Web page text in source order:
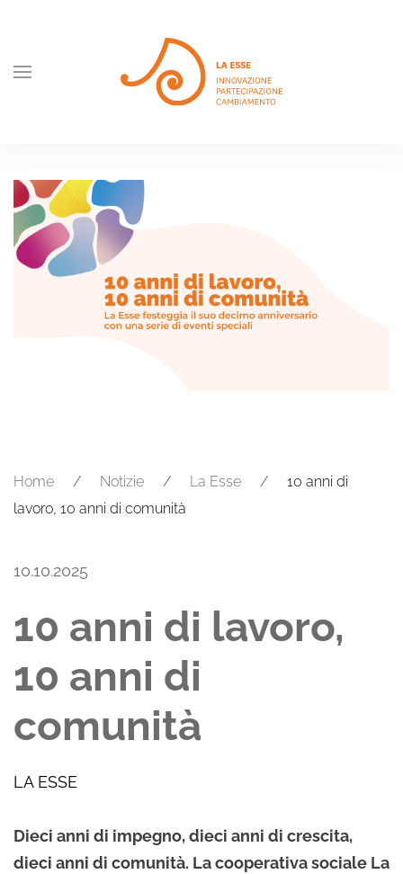
Skip to main content
Home Notizie La Esse
10 anni di
lavoro, 10 anni di comunità
10.10.2025
10 anni di lavoro,
10 anni di
comunità
LA ESSE
Dieci anni di impegno, dieci anni di crescita,
dieci anni di comunità. La cooperativa sociale La